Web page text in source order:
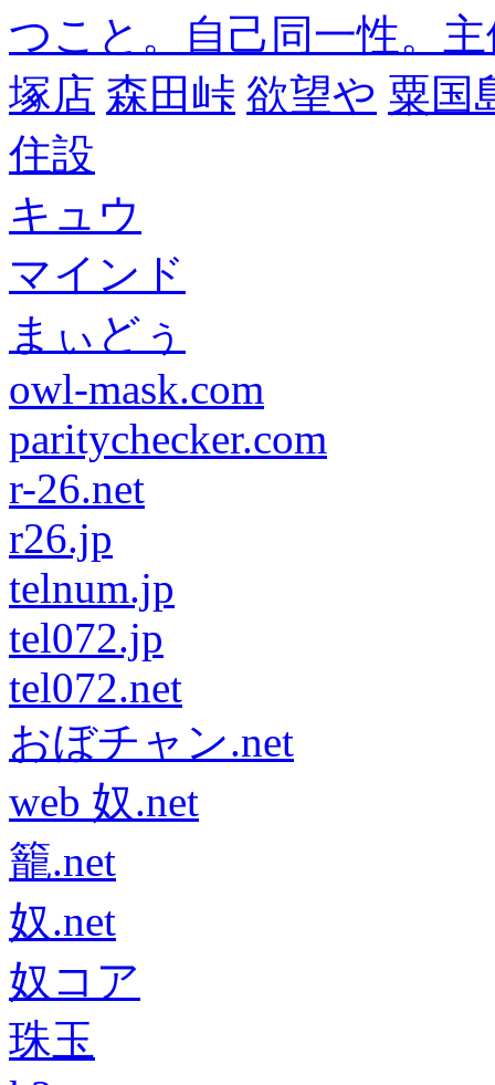
つこと。自己同一性。
塚店 森田峠 欲望や 粟国
住設
キュウ
マインド
まぃどぅ
owl-mask.com
paritychecker.com
r-26.net
r26.jp
telnum.jp
tel072.jp
tel072.net
おぼチャン.net
web 奴.net
籠.net
奴.net
奴コア
珠玉